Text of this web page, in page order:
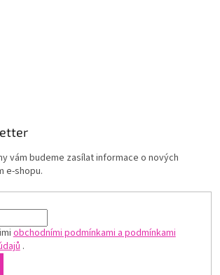
vám budeme zasílat informace o nových
e-shopu.
obchodními podmínkami a podmínkami
.